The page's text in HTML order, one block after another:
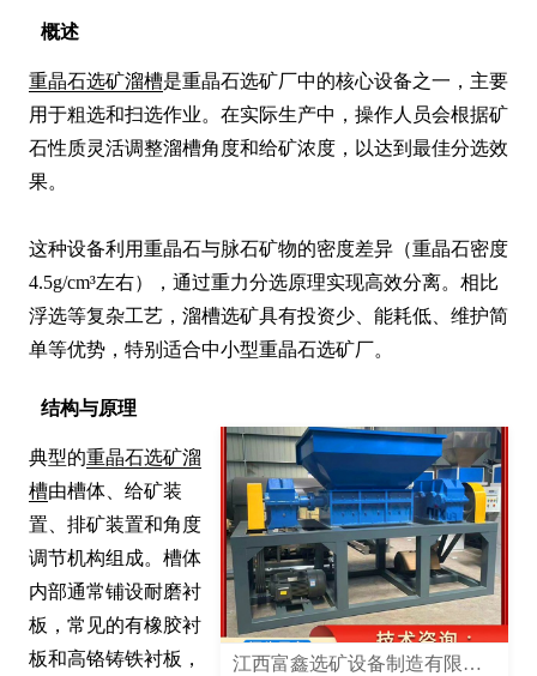
概述
重晶石选矿溜槽是重晶石选矿厂中的核心设备之一，主要
用于粗选和扫选作业。在实际生产中，操作人员会根据矿
石性质灵活调整溜槽角度和给矿浓度，以达到最佳分选效
果。
这种设备利用重晶石与脉石矿物的密度差异（重晶石密度
4.5g/cm³左右），通过重力分选原理实现高效分离。相比
浮选等复杂工艺，溜槽选矿具有投资少、能耗低、维护简
单等优势，特别适合中小型重晶石选矿厂。
结构与原理
江西富鑫选矿设备制造有限公司
典型的重晶石选矿溜
槽由槽体、给矿装
置、排矿装置和角度
调节机构组成。槽体
内部通常铺设耐磨衬
板，常见的有橡胶衬
板和高铬铸铁衬板，